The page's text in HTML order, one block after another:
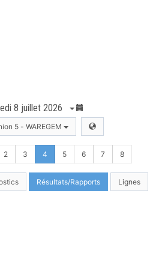
8 juillet 2026
5 - WAREGEM
2 3 4 5 6 7 8
Résultats/Rapports Lignes